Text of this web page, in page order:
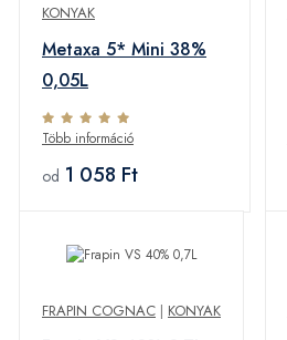
KONYAK
Metaxa 5* Mini 38%
0,05L
Több információ
od 1 058 Ft
FRAPIN COGNAC | KONYAK